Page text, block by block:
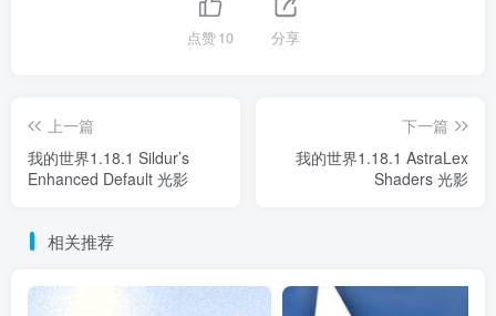
点赞10 分享
上一篇
我的世界1.18.1 Sildur’s
Enhanced Default 光影
下一篇
我的世界1.18.1 AstraLex
Shaders 光影
相关推荐